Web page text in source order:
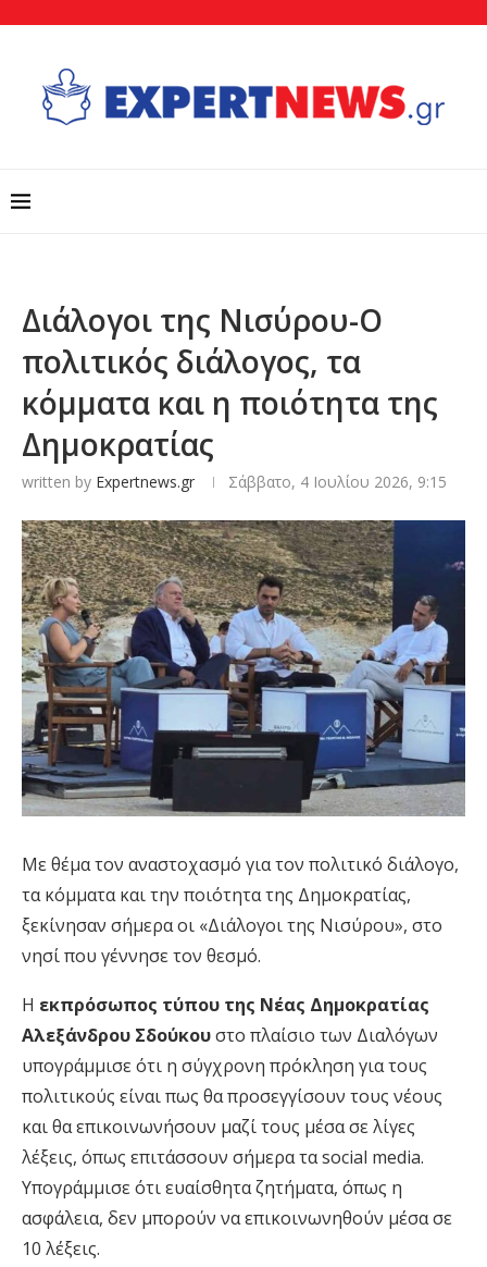
Διάλογοι της Νισύρου-Ο
πολιτικός διάλογος, τα
κόμματα και η ποιότητα της
Δημοκρατίας
written by Expertnews.gr Σάββατο, 4 Ιουλίου 2026, 9:15
Με θέμα τον αναστοχασμό για τον πολιτικό διάλογο,
τα κόμματα και την ποιότητα της Δημοκρατίας,
ξεκίνησαν σήμερα οι «Διάλογοι της Νισύρου», στο
νησί που γέννησε τον θεσμό.
Η εκπρόσωπος τύπου της Νέας Δημοκρατίας
Αλεξάνδρου Σδούκουστο πλαίσιο των Διαλόγων
υπογράμμισε ότι η σύγχρονη πρόκληση για τους
πολιτικούς είναι πως θα προσεγγίσουν τους νέους
και θα επικοινωνήσουν μαζί τους μέσα σε λίγες
λέξεις, όπως επιτάσσουν σήμερα τα social media.
Υπογράμμισε ότι ευαίσθητα ζητήματα, όπως η
ασφάλεια, δεν μπορούν να επικοινωνηθούν μέσα σε
10 λέξεις.